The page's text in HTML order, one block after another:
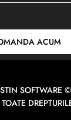
ACUM
SOFTWARE ©